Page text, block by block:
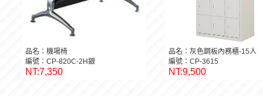
品名：機場椅
編號：CP-820C-2H銀
NT:7,350
品名：灰色鋼板內務櫃-15人
編號：CP-3615
NT:9,500